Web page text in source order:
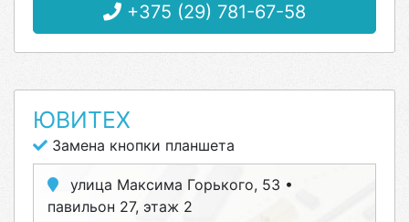
+375 (29) 781-67-58
ЮВИТЕХ
Замена кнопки планшета
улица Максима Горького, 53 •
павильон 27, этаж 2